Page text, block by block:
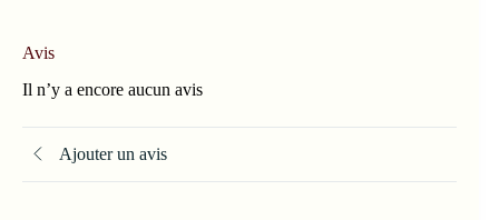
Avis
Il n’y a encore aucun avis
Ajouter un avis